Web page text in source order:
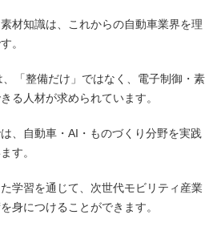
材知識は、これからの自動車業界を理
。
「整備だけ」ではなく、電子制御・素
る人材が求められています。
、自動車・AI・ものづくり分野を実践
す。
学習を通じて、次世代モビリティ産業
身につけることができます。